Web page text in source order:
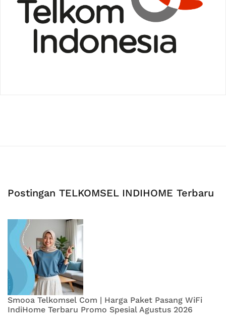
Postingan TELKOMSEL INDIHOME Terbaru
Smooa Telkomsel Com | Harga Paket Pasang WiFi
IndiHome Terbaru Promo Spesial Agustus 2026